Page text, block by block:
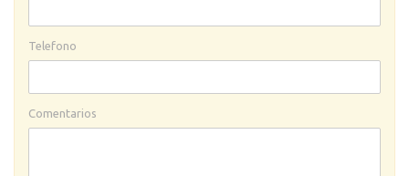
Telefono
Comentarios